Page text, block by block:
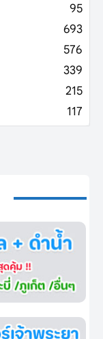
95
693
576
339
215
117